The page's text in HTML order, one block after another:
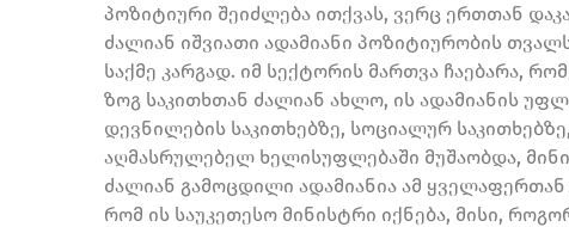
პოზიტიური შეიძლება ითქვას, ვერც ერთთან
ძალიან იშვიათი ადამიანი პოზიტიურობის
საქმე კარგად. იმ სექტორის მართვა ჩაებარა,
ზოგ საკითხთან ძალიან ახლო, ის ადამიანის
დევნილების საკითხებზე, სოციალურ
აღმასრულებელ ხელისუფლებაში მუშაობდა,
ძალიან გამოცდილი ადამიანია ამ
რომ ის საუკეთესო მინისტრი იქნება, მისი,